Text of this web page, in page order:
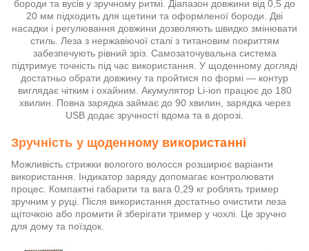
бороди та вусів у зручному ритмі. Діапазон довжини від 0,5 до
20 мм підходить для щетини та оформленої бороди. Дві
насадки і регулювання довжини дозволяють швидко змінювати
стиль. Леза з нержавіючої сталі з титановим покриттям
забезпечують рівний зріз. Самозаточувальна система
підтримує точність під час використання. У щоденному догляді
достатньо обрати довжину та пройтися по формі — контур
виглядає чітким і охайним. Акумулятор Li-ion працює до 180
хвилин. Повна зарядка займає до 90 хвилин, зарядка через
USB додає зручності вдома та в дорозі.
Зручність у щоденному використанні
Можливість стрижки вологого волосся розширює варіанти
використання. Індикатор заряду допомагає контролювати
процес. Компактні габарити та вага 0,29 кг роблять тример
зручним у руці. Після використання достатньо очистити леза
щіточкою або промити й зберігати тример у чохлі. Це зручно
для дому та поїздок.